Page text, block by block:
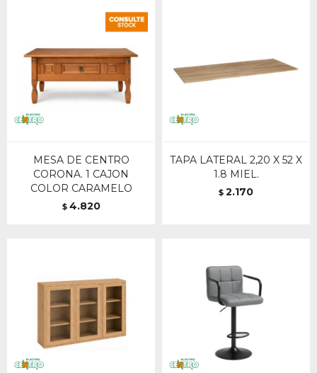
MESA DE CENTRO
CORONA. 1 CAJON
COLOR CARAMELO
$ 4.820
TAPA LATERAL 2,20 X 52 X
1.8 MIEL.
$ 2.170